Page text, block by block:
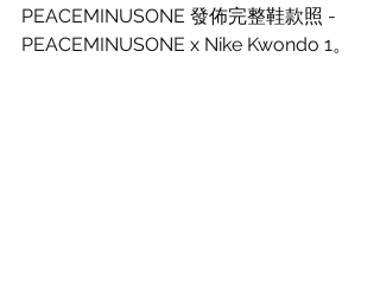
PEACEMINUSONE 發佈完整鞋款照 -
PEACEMINUSONE x Nike Kwondo 1。